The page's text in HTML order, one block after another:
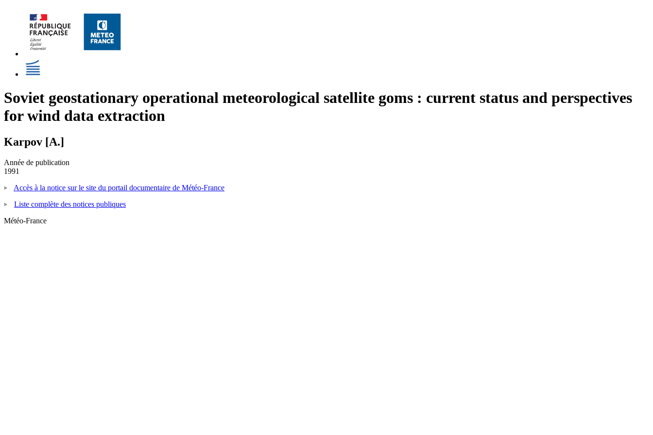
Soviet geostationary operational meteorological satellite goms : current status and perspectives
for wind data extraction
Karpov [A.]
Année de publication
1991
Accès à la notice sur le site du portail documentaire de Météo-France
Liste complète des notices publiques
Météo-France